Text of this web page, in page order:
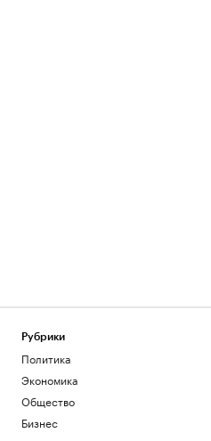
Рубрики
Политика
Экономика
Общество
Бизнес